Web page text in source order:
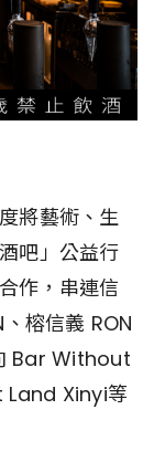
將藝術、生
吧」公益行
作，串連信
榕信義 RON
Bar Without
Land Xinyi等